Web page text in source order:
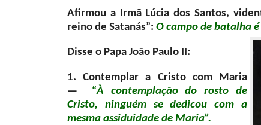
Afirmou a Irmã Lúcia dos Santos,
reino de Satanás”: O campo de batalha
Disse o Papa João Paulo II:
1. Contemplar a Cristo com Maria
— “À contemplação do rosto de
Cristo, ninguém se dedicou com a
mesma assiduidade de Maria”.